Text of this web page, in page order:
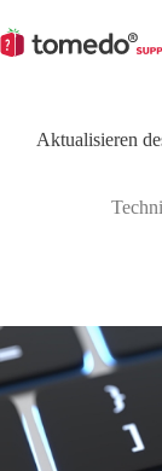
Inhalt
springen
Aktualisieren